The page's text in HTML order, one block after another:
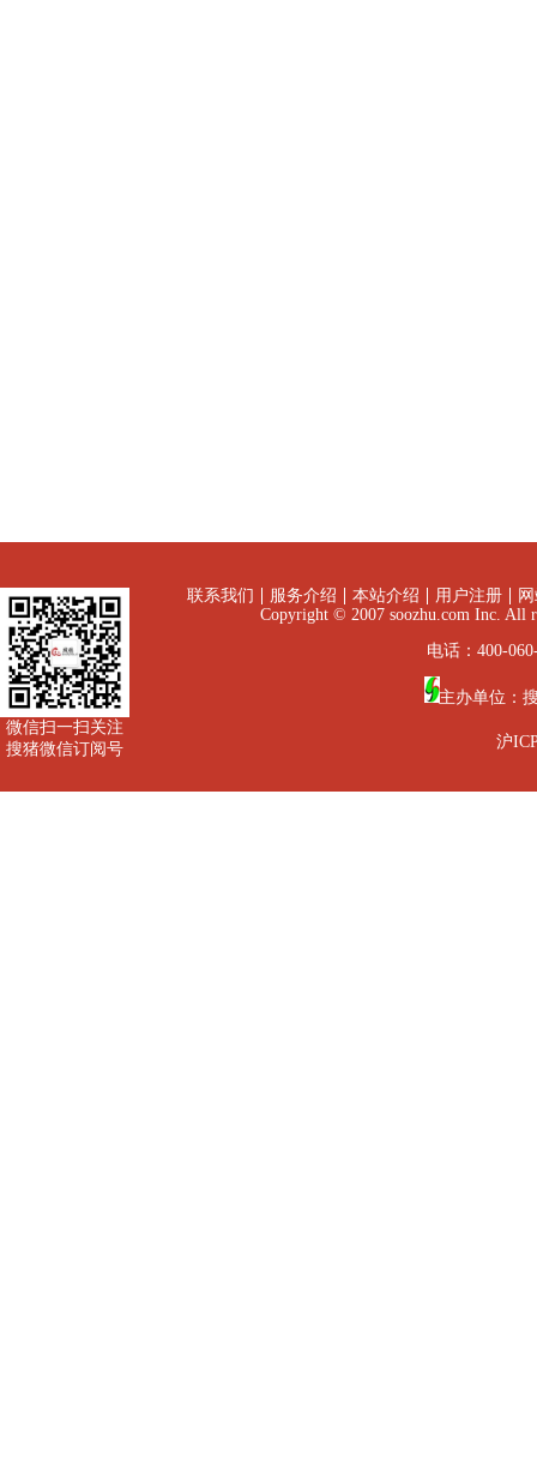
微信扫一扫关注
搜猪微信订阅号
联系我们 服务介绍 本站介绍 用户注册
Copyright © 2007 soozhu.com Inc.
电话：400-
主办单位：
沪